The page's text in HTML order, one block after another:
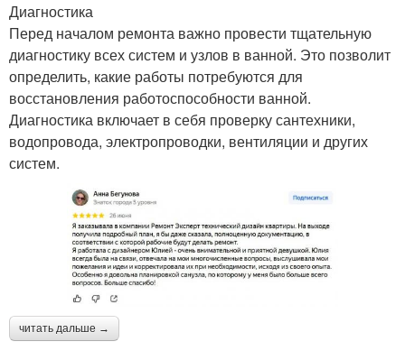
Диагностика
Перед началом ремонта важно провести тщательную
диагностику всех систем и узлов в ванной. Это позволит
определить, какие работы потребуются для
восстановления работоспособности ванной.
Диагностика включает в себя проверку сантехники,
водопровода, электропроводки, вентиляции и других
систем.
читать дальше →